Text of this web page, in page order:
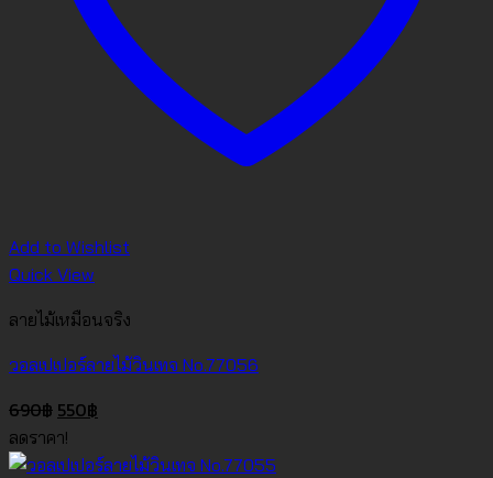
Add to Wishlist
Quick View
ลายไม้เหมือนจริง
วอลเปเปอร์ลายไม้วินเทจ No.77056
690฿ Original
price
was:
550฿
is:
ลดราคา!